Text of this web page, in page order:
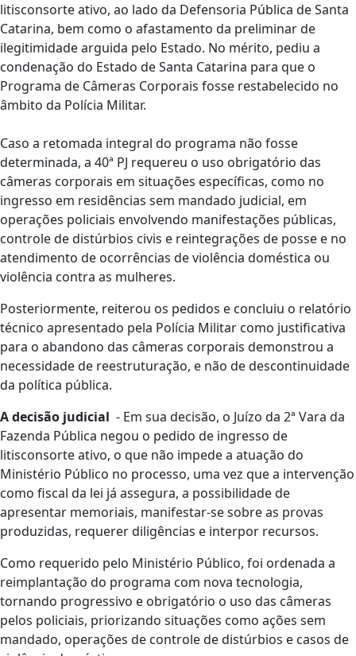
litisconsorte ativo, ao lado da Defensoria Pública de Santa
Catarina, bem como o afastamento da preliminar de
ilegitimidade arguida pelo Estado. No mérito, pediu a
condenação do Estado de Santa Catarina para que o
Programa de Câmeras Corporais fosse restabelecido no
âmbito da Polícia Militar.
Caso a retomada integral do programa não fosse
determinada, a 40ª PJ requereu o uso obrigatório das
câmeras corporais em situações específicas, como no
ingresso em residências sem mandado judicial, em
operações policiais envolvendo manifestações públicas,
controle de distúrbios civis e reintegrações de posse e no
atendimento de ocorrências de violência doméstica ou
violência contra as mulheres.
Posteriormente, reiterou os pedidos e concluiu o relatório
técnico apresentado pela Polícia Militar como justificativa
para o abandono das câmeras corporais demonstrou a
necessidade de reestruturação, e não de descontinuidade
da política pública.
A decisão judicial - Em sua decisão, o Juízo da 2ª Vara da
Fazenda Pública negou o pedido de ingresso de
litisconsorte ativo, o que não impede a atuação do
Ministério Público no processo, uma vez que a intervenção
como fiscal da lei já assegura, a possibilidade de
apresentar memoriais, manifestar-se sobre as provas
produzidas, requerer diligências e interpor recursos.
Como requerido pelo Ministério Público, foi ordenada a
reimplantação do programa com nova tecnologia,
tornando progressivo e obrigatório o uso das câmeras
pelos policiais, priorizando situações como ações sem
mandado, operações de controle de distúrbios e casos de